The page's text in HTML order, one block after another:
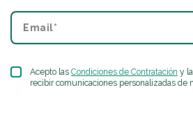
Acepto las Condiciones de Contratación y la
recibir comunicaciones personalizadas de